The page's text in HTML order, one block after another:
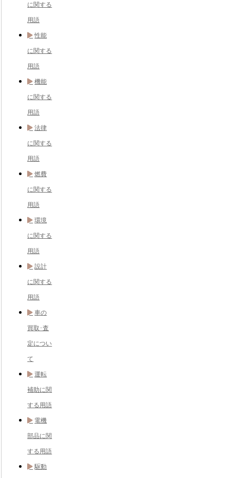
に関する
用語
性能
に関する
用語
機能
に関する
用語
法律
に関する
用語
燃費
に関する
用語
環境
に関する
用語
設計
に関する
用語
車の
買取･査
定につい
て
運転
補助に関
する用語
電機
部品に関
する用語
駆動